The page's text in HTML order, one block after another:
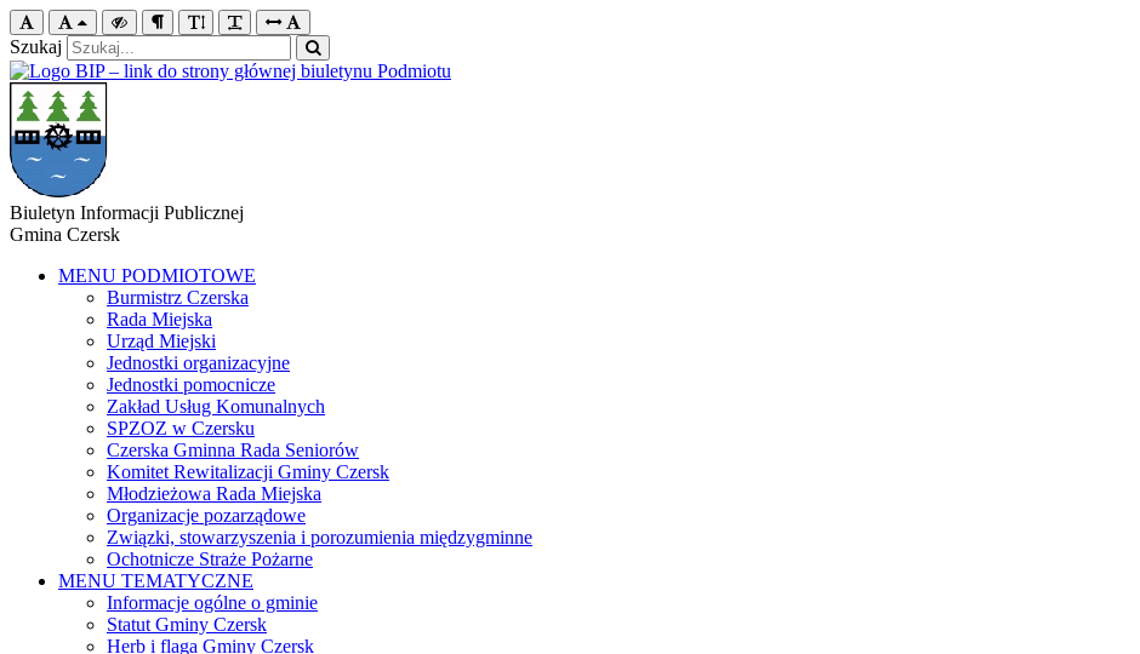
Szukaj
Biuletyn Informacji Publicznej
Gmina Czersk
MENU PODMIOTOWE
Burmistrz Czerska
Rada Miejska
Urząd Miejski
Jednostki organizacyjne
Jednostki pomocnicze
Zakład Usług Komunalnych
SPZOZ w Czersku
Czerska Gminna Rada Seniorów
Komitet Rewitalizacji Gminy Czersk
Młodzieżowa Rada Miejska
Organizacje pozarządowe
Związki, stowarzyszenia i porozumienia międzygminne
Ochotnicze Straże Pożarne
MENU TEMATYCZNE
Informacje ogólne o gminie
Statut Gminy Czersk
Herb i flaga Gminy Czersk